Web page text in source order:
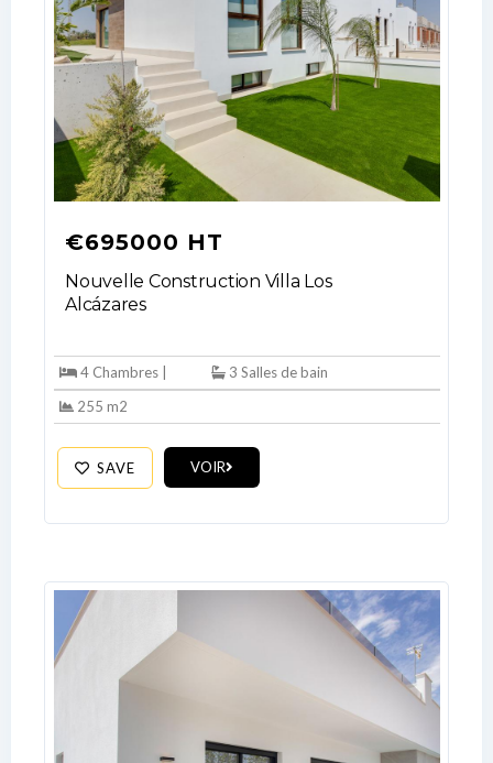
€695000 HT
Nouvelle Construction Villa Los
Alcázares
4 Chambres |
3 Salles de bain
255 m2
SAVE VOIR
Log In
Don't have an account? Sign Up
Username
Password
Lost your password?